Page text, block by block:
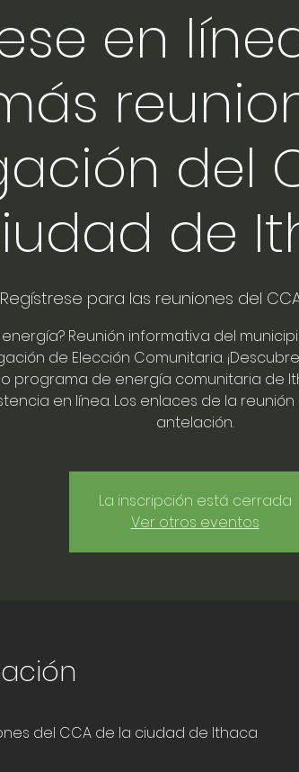
en
del
de
Regístrese para las reuniones del
energía? Reunión informativa del
de Elección Comunitaria.
programa de energía comunitaria de
en línea. Los enlaces de la
antelación.
La inscripción está cerrada
Ver otros eventos
del CCA de la ciudad de Ithaca